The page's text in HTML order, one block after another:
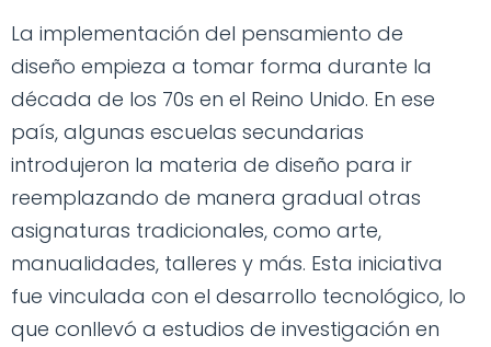
La implementación del pensamiento de
diseño empieza a tomar forma durante la
década de los 70s en el Reino Unido. En ese
país, algunas escuelas secundarias
introdujeron la materia de diseño para ir
reemplazando de manera gradual otras
asignaturas tradicionales, como arte,
manualidades, talleres y más. Esta iniciativa
fue vinculada con el desarrollo tecnológico, lo
que conllevó a estudios de investigación en